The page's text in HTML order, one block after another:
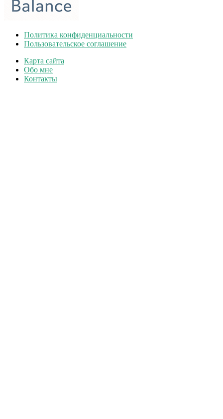
Политика конфиденциальности
Пользовательское соглашение
Карта сайта
Обо мне
Контакты